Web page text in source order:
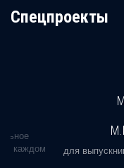
Cпецпроекты
в каждом
для